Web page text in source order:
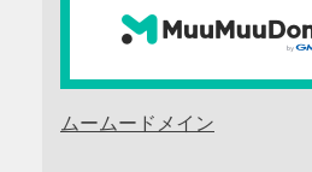
ムームードメイン